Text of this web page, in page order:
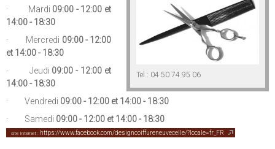
Tel : 04 50 74 95 06
· Mardi 09:00 - 12:00 et
14:00 - 18:30
· Mercredi 09:00 - 12:00
et 14:00 - 18:30
· Jeudi 09:00 - 12:00 et
14:00 - 18:30
· Vendredi 09:00 - 12:00 et 14:00 - 18:30
· Samedi 09:00 - 12:00 et 14:00 - 18:30
site Internet : https://www.facebook.com/designcoiffureneuvecelle/?locale=fr_FR